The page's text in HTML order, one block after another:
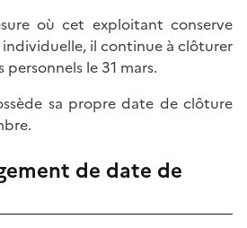
où cet exploitant conserve
il continue à clôturer
personnels le 31 mars.
sa propre date de clôture
de date de